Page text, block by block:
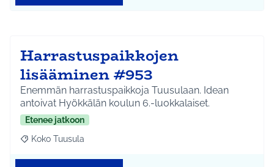
Harrastuspaikkojen
lisääminen #953
Enemmän harrastuspaikkoja Tuusulaan. Idean
antoivat Hyökkälän koulun 6.-luokkalaiset.
Etenee jatkoon
Rajaa tulokset aihepiirin mukaan: Koko Tuusula
Koko Tuusula